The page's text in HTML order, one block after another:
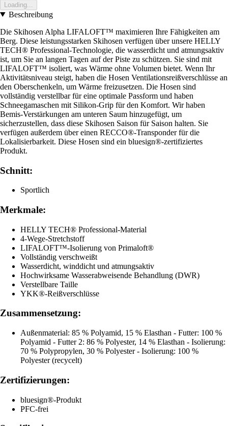
Loading...
Beschreibung
Die Skihosen Alpha LIFALOFT™ maximieren Ihre Fähigkeiten am
Berg. Diese leistungsstarken Skihosen verfügen über unsere HELLY
TECH® Professional-Technologie, die wasserdicht und atmungsaktiv
ist, um Sie an langen Tagen auf der Piste zu schützen. Sie sind mit
LIFALOFT™ isoliert, was Wärme ohne Volumen bietet. Wenn Ihr
Aktivitätsniveau steigt, haben die Hosen Ventilationsreißverschlüsse an
den Oberschenkeln, um Wärme freizusetzen. Die Hosen sind
vollständig verstellbar für eine optimale Passform und haben
Schneegamaschen mit Silikon-Grip für den Komfort. Wir haben
Bemis-Verstärkungen am unteren Saum hinzugefügt, um
sicherzustellen, dass diese Skihosen Saison für Saison halten. Sie
verfügen außerdem über einen RECCO®-Transponder für die
Lokalisierbarkeit. Diese Hosen sind ein bluesign®-zertifiziertes
Produkt.
Schnitt:
Sportlich
Merkmale:
HELLY TECH® Professional-Material
4-Wege-Stretchstoff
LIFALOFT™-Isolierung von Primaloft®
Vollständig verschweißt
Wasserdicht, winddicht und atmungsaktiv
Hochwirksame Wasserabweisende Behandlung (DWR)
Verstellbare Taille
YKK®-Reißverschlüsse
Zusammensetzung:
Außenmaterial: 85 % Polyamid, 15 % Elasthan - Futter: 100 %
Polyamid - Futter 2: 86 % Polyester, 14 % Elasthan - Isolierung:
70 % Polypropylen, 30 % Polyester - Isolierung: 100 %
Polyester (recycelt)
Zertifizierungen:
bluesign®-Produkt
PFC-frei